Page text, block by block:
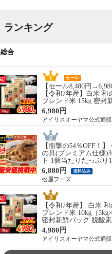
ランキング
総合
セール
【セール8,480円
【令和7年産】白米 和
ブレンド米 15kg 密封
ク 脱酸素剤入り 米 お
製法米 アイリスオーヤ
品]
6,980円
【衝撃の54％OFF！】
の具(プレミアム仕様
ト 1個当たりたっぷり
凍食品 松屋牛丼 当店
シ 非常食
6,880円 送料込み
松屋フーズ
【令和7年産】 白米 和
ブレンド米 10kg（
密封新鮮パック 脱酸
米 お米 低温製法米 ア
ーヤマ [食品]
4,980円